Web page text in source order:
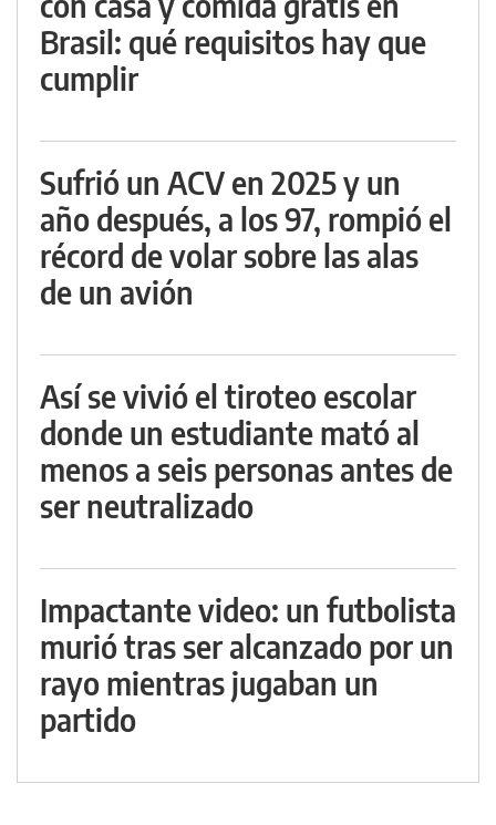
Brasil: qué requisitos hay que
cumplir
Sufrió un ACV en 2025 y un
año después, a los 97, rompió el
récord de volar sobre las alas
de un avión
Así se vivió el tiroteo escolar
donde un estudiante mató al
menos a seis personas antes de
ser neutralizado
Impactante video: un futbolista
murió tras ser alcanzado por un
rayo mientras jugaban un
partido